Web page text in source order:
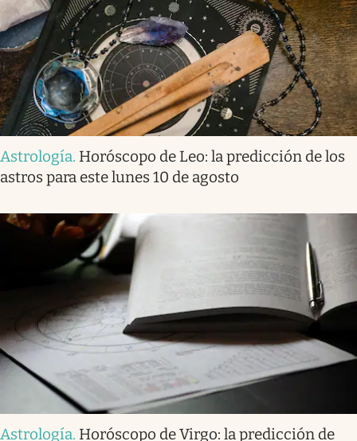
Astrología. Horóscopo de Leo: la predicción de los
astros para este lunes 10 de agosto
Astrología. Horóscopo de Virgo: la predicción de